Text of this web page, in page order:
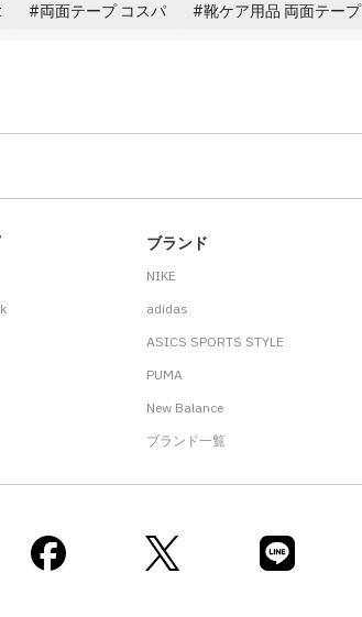
両面テープ コスパ 靴ケア用品 両面テープ
ブランド
NIKE
adidas
ASICS SPORTS STYLE
PUMA
New Balance
ブランド一覧